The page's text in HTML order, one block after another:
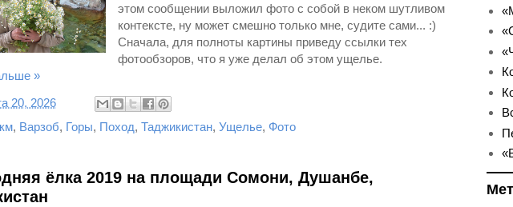
этом сообщении выложил фото с собой в неком шутливом
контексте, ну может смешно только мне, судите сами... :)
Сначала, для полноты картины приведу ссылки тех
фотообзоров, что я уже делал об этом ущелье.
»
20, 2026
, Варзоб, Горы, Поход, Таджикистан, Ущелье, Фото
ёлка 2019 на площади Сомони, Душанбе,